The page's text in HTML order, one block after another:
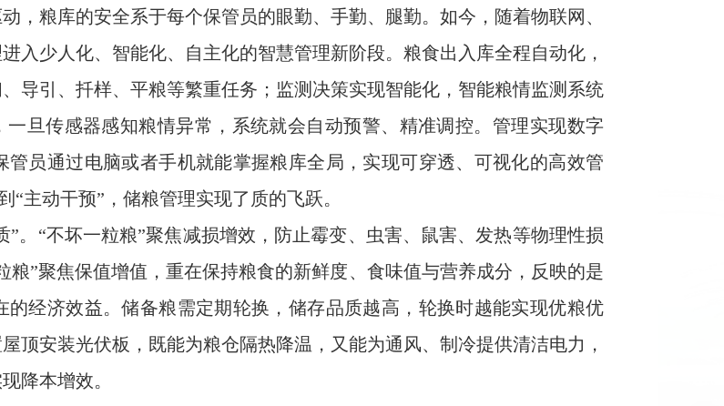
，粮库的安全系于每个保管员的眼勤、手勤、腿勤。如今，随着物联网、
入少人化、智能化、自主化的智慧管理新阶段。粮食出入库全程自动化，
导引、扦样、平粮等繁重任务；监测决策实现智能化，智能粮情监测系统
旦传感器感知粮情异常，系统就会自动预警、精准调控。管理实现数字
员通过电脑或者手机就能掌握粮库全局，实现可穿透、可视化的高效管
“主动干预”，储粮管理实现了质的飞跃。
”。“不坏一粒粮”聚焦减损增效，防止霉变、虫害、鼠害、发热等物理性损
”聚焦保值增值，重在保持粮食的新鲜度、食味值与营养成分，反映的是
经济效益。储备粮需定期轮换，储存品质越高，轮换时越能实现优粮优
顶安装光伏板，既能为粮仓隔热降温，又能为通风、制冷提供清洁电力，
降本增效。